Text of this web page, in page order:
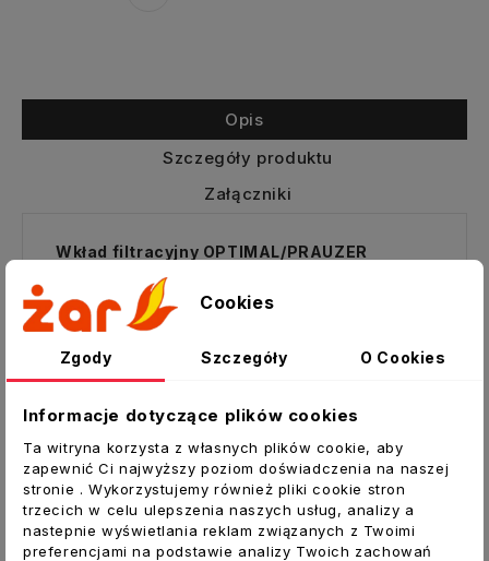
Opis
Szczegóły produktu
Załączniki
Wkład filtracyjny OPTIMAL/PRAUZER
400/600 - 2 szt.
Oryginalny filtr firmy Dospel. Wkład filtracyjny
DN 200/250 Dospel i Berluf.
Zatrzymuje zanieczyszczenia dostające się z
zewnątrz do pomieszczeń, stwarzając w ten
sposób komfortowe warunki dla użytkownika.
Dostępny w dwóch wersjach kolorystycznych:
zielonej i niebieskiej - kolor w zależności od
dostępności u producenta (Obydwie wersje
Cookies
Zgody Szczegóły O Cookies
Informacje dotyczące plików cookies
Ta witryna korzysta z własnych plików cookie, aby
zapewnić Ci najwyższy poziom doświadczenia na naszej
stronie . Wykorzystujemy również pliki cookie stron
trzecich w celu ulepszenia naszych usług, analizy a
nastepnie wyświetlania reklam związanych z Twoimi
preferencjami na podstawie analizy Twoich zachowań